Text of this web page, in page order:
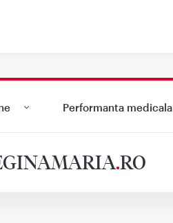
Performanta medicala
.RO